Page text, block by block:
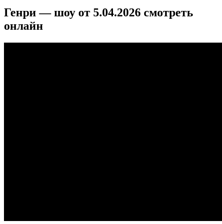
Генри — шоу от 5.04.2026 смотреть
онлайн